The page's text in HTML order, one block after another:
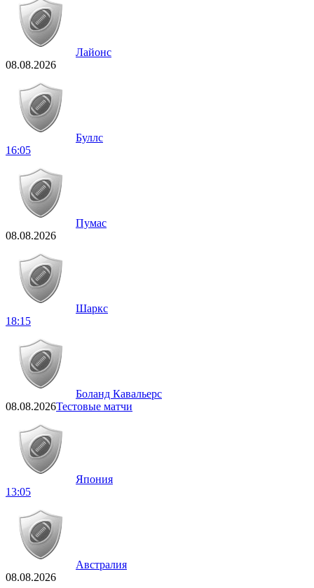
Лайонс
08.08.2026
Буллс
16:05
Пумас
08.08.2026
Шаркс
18:15
Боланд Кавальерс
08.08.2026Тестовые матчи
Япония
13:05
Австралия
08.08.2026